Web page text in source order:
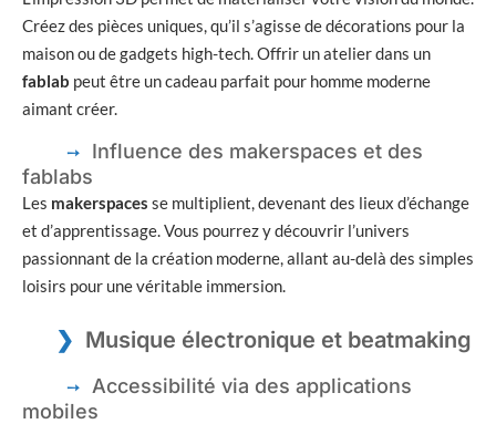
Créez des pièces uniques, qu’il s’agisse de décorations pour la
maison ou de gadgets high-tech. Offrir un atelier dans un
fablab peut être un cadeau parfait pour homme moderne
aimant créer.
Influence des makerspaces et des
fablabs
Les makerspaces se multiplient, devenant des lieux d’échange
et d’apprentissage. Vous pourrez y découvrir l’univers
passionnant de la création moderne, allant au-delà des simples
loisirs pour une véritable immersion.
Musique électronique et beatmaking
Accessibilité via des applications
mobiles